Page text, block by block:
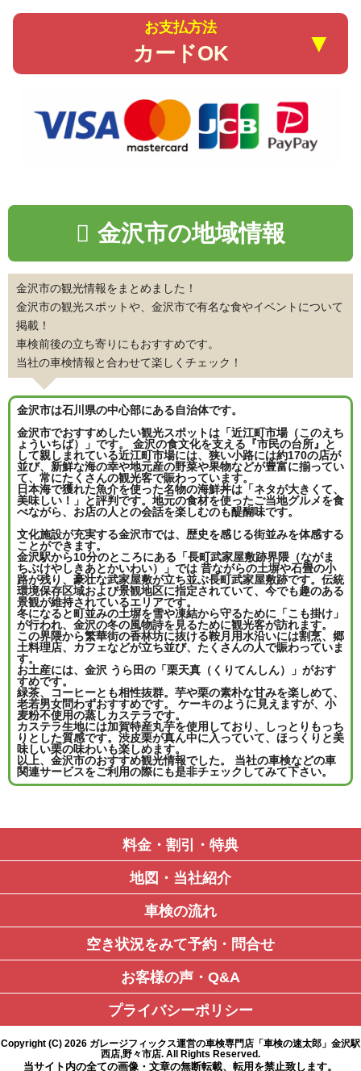
▼
お支払方法
カードOK
金沢市の地域情報
金沢市の観光情報をまとめました！
金沢市の観光スポットや、金沢市で有名な食やイベントについて
掲載！
車検前後の立ち寄りにもおすすめです。
当社の車検情報と合わせて楽しくチェック！
金沢市は石川県の中心部にある自治体です。
金沢市でおすすめしたい観光スポットは「近江町市場（このえち
ょういちば）」です。 金沢の食文化を支える『市民の台所』と
して親しまれている近江町市場には、狭い小路には約170の店が
並び、新鮮な海の幸や地元産の野菜や果物などが豊富に揃ってい
て、常にたくさんの観光客で賑わっています。
日本海で獲れた魚介を使った名物の海鮮丼は「ネタが大きくて、
美味しい！」と評判です。地元の食材を使ったご当地グルメを食
べながら、お店の人との会話を楽しむのも醍醐味です。
文化施設が充実する金沢市では、歴史を感じる街並みを体感する
ことができます。
金沢駅から10分のところにある「長町武家屋敷跡界隈（ながま
ちぶけやしきあとかいわい）」では 昔ながらの土塀や石畳の小
路が残り、豪壮な武家屋敷が立ち並ぶ長町武家屋敷跡です。伝統
環境保存区域および景観地区に指定されていて、今でも趣のある
景観が維持されているエリアです。
冬になると町並みの土塀を雪や凍結から守るために「こも掛け」
が行われ、金沢の冬の風物詩を見るために観光客が訪れます。
この界隈から繁華街の香林坊に抜ける鞍月用水沿いには割烹、郷
土料理店、カフェなどが立ち並び、たくさんの人で賑わっていま
す。
お土産には、金沢 うら田の「栗天真（くりてんしん）」がおす
すめです。
緑茶、コーヒーとも相性抜群。芋や栗の素朴な甘みを楽しめて、
老若男女問わずおすすめです。 ケーキのように見えますが、小
麦粉不使用の蒸しカステラです。
カステラ生地には加賀特産丸芋を使用しており、しっとりもっち
りとした質感です。渋皮栗が真ん中に入っていて、ほっくりと美
味しい栗の味わいも楽しめます。
以上、金沢市のおすすめ観光情報でした。 当社の車検などの車
関連サービスをご利用の際にも是非チェックしてみて下さい。
料金・割引・特典
地図・当社紹介
車検の流れ
空き状況をみて予約・問合せ
お客様の声・Q&A
プライバシーポリシー
Copyright (C) 2026 ガレージフィックス運営の車検専門店「車検の速太郎」金沢駅
西店,野々市店. All Rights Reserved.
当サイト内の全ての画像・文章の無断転載、転用を禁止致します。